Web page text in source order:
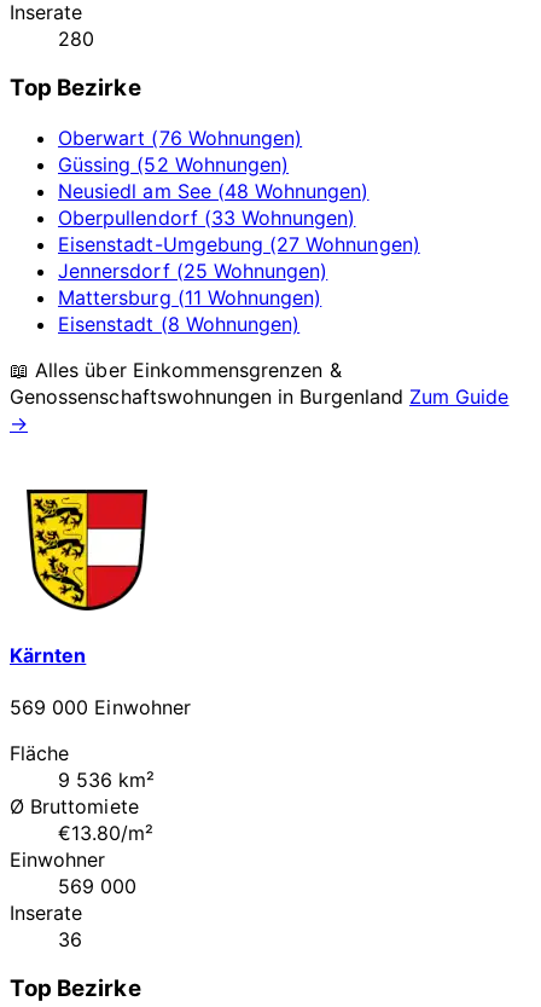
Inserate
280
Top Bezirke
Oberwart (76 Wohnungen)
Güssing (52 Wohnungen)
Neusiedl am See (48 Wohnungen)
Oberpullendorf (33 Wohnungen)
Eisenstadt-Umgebung (27 Wohnungen)
Jennersdorf (25 Wohnungen)
Mattersburg (11 Wohnungen)
Eisenstadt (8 Wohnungen)
📖 Alles über Einkommensgrenzen &
Genossenschaftswohnungen in Burgenland Zum Guide
→
Kärnten
569 000 Einwohner
Fläche
9 536 km²
Ø Bruttomiete
€13.80/m²
Einwohner
569 000
Inserate
36
Top Bezirke